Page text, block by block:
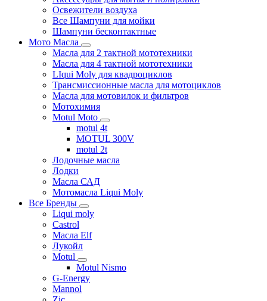
Освежители воздуха
Все Шампуни для мойки
Шампуни бесконтактные
Мото Масла
Масла для 2 тактной мототехники
Масла для 4 тактной мототехники
LIqui Moly для квадроциклов
Трансмиссионные масла для мотоциклов
Масла для мотовилок и фильтров
Мотохимия
Motul Moto
motul 4t
MOTUL 300V
motul 2t
Лодочные масла
Лодки
Масла САД
Мотомасла Liqui Moly
Все Бренды
Liqui moly
Castrol
Масла Elf
Лукойл
Motul
Motul Nismo
G-Energy
Mannol